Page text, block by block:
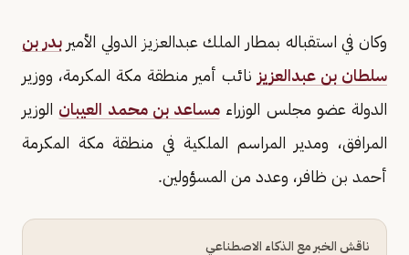
وكان في استقباله بمطار الملك عبدالعزيز الدولي الأميربدر بن
سلطان بن عبدالعزيز نائب أمير منطقة مكة المكرمة، ووزير
الدولة عضو مجلس الوزراء مساعد بن محمد العيبان الوزير
المرافق، ومدير المراسم الملكية في منطقة مكة المكرمة
أحمد بن ظافر، وعدد من المسؤولين.
ناقش الخبر مع الذكاء الاصطناعي